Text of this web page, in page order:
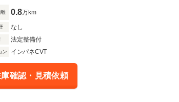
0.8万km
なし
法定整備付
ン インパネCVT
確認・見積依頼